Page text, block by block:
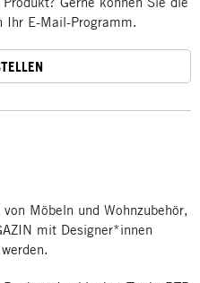
Möbeln und Wohnzubehör,
mit Designer*innen
Ihr E-Mail-Programm.